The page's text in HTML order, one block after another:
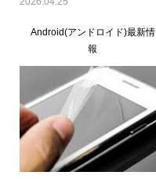
Android(アンドロイド)最新情
報